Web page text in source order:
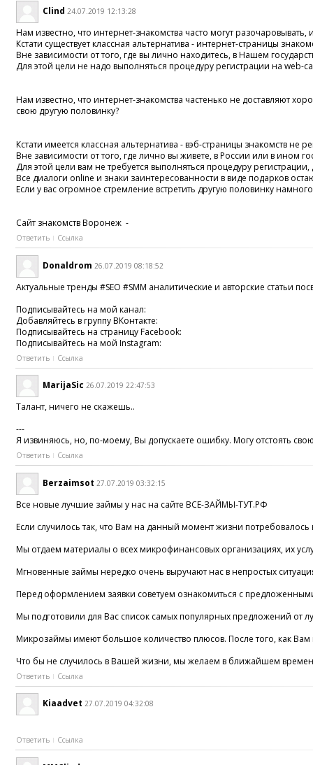
Clind 24.07.2019 12:13:28
Нам известно, что интернет-знакомства часто могут
Кстати существует классная альтернатива - интернет-страницы
Вне зависимости от того, где вы лично находитесь, в Нашем
Для этой цели не надо выполняться процедуру регистрации на web-
Нам известно, что интернет-знакомства частенько не доставляют
свою другую половинку?
Кстати имеется классная альтернатива - вэб-страницы знакомств
Вне зависимости от того, где лично вы живете, в России или в ином
Для этой цели вам не требуется выполняться процедуру
Все диалоги online и знаки заинтересованности в виде подарков
Если у вас огромное стремление встретить другую половинку
Сайт знакомств Воронеж -
Ответить Ссылка
Donaldrom 26.07.2019 08:18:52
Актуальные тренды#SEO #SMM аналитические и авторские статьи
Подписывайтесь на мой канал:
Добавляйтесь в группу ВКонтакте:
Подписывайтесь на страницу Facebook:
Подписывайтесь на мой Instagram:
Ответить Ссылка
MarijaSic 26.07.2019 22:47:53
Талант, ничего не скажешь..
---
Я извиняюсь, но, по-моему, Вы допускаете ошибку. Могу отстоять
Ответить Ссылка
Berzaimsot 27.07.2019 03:32:15
Все новые лучшие займы у нас на сайте ВСЕ-ЗАЙМЫ-ТУТ.РФ
Если случилось так, что Вам на данный момент жизни
Мы отдаем материалы о всех микрофинансовых организациях, их
Мгновенные займы нередко очень выручают нас в непростых
Перед оформлением заявки советуем ознакомиться с
Мы подготовили для Вас список самых популярных предложений от
Микрозаймы имеют большое количество плюсов. После того, как
Что бы не случилось в Вашей жизни, мы желаем в ближайшем
Ответить Ссылка
Kiaadvet 27.07.2019 04:32:08
Ответить Ссылка